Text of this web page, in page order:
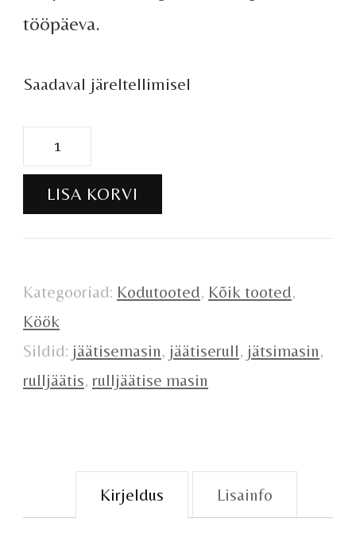
tööpäeva.
Saadaval järeltellimisel
Rulljäätise
masin
kogus
LISA KORVI
Kategooriad: Kodutooted, Kõik tooted,
Köök
Sildid: jäätisemasin, jäätiserull, jätsimasin,
rulljäätis, rulljäätise masin
Kirjeldus Lisainfo